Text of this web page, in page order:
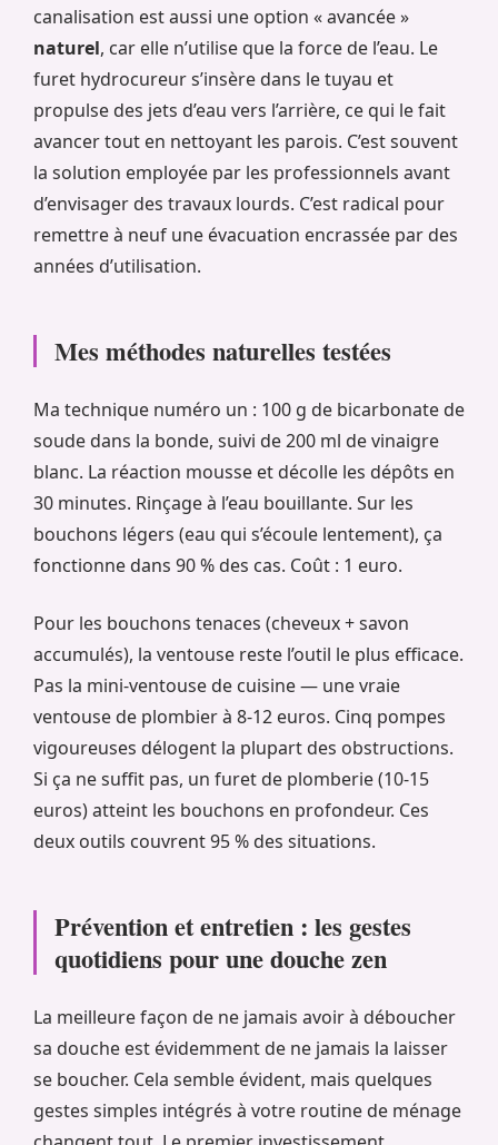
canalisation est aussi une option « avancée »
naturel, car elle n’utilise que la force de l’eau. Le
furet hydrocureur s’insère dans le tuyau et
propulse des jets d’eau vers l’arrière, ce qui le fait
avancer tout en nettoyant les parois. C’est souvent
la solution employée par les professionnels avant
d’envisager des travaux lourds. C’est radical pour
remettre à neuf une évacuation encrassée par des
années d’utilisation.
Mes méthodes naturelles testées
Ma technique numéro un : 100 g de bicarbonate de
soude dans la bonde, suivi de 200 ml de vinaigre
blanc. La réaction mousse et décolle les dépôts en
30 minutes. Rinçage à l’eau bouillante. Sur les
bouchons légers (eau qui s’écoule lentement), ça
fonctionne dans 90 % des cas. Coût : 1 euro.
Pour les bouchons tenaces (cheveux + savon
accumulés), la ventouse reste l’outil le plus efficace.
Pas la mini-ventouse de cuisine — une vraie
ventouse de plombier à 8-12 euros. Cinq pompes
vigoureuses délogent la plupart des obstructions.
Si ça ne suffit pas, un furet de plomberie (10-15
euros) atteint les bouchons en profondeur. Ces
deux outils couvrent 95 % des situations.
Prévention et entretien : les gestes
quotidiens pour une douche zen
La meilleure façon de ne jamais avoir à déboucher
sa douche est évidemment de ne jamais la laisser
se boucher. Cela semble évident, mais quelques
gestes simples intégrés à votre routine de ménage